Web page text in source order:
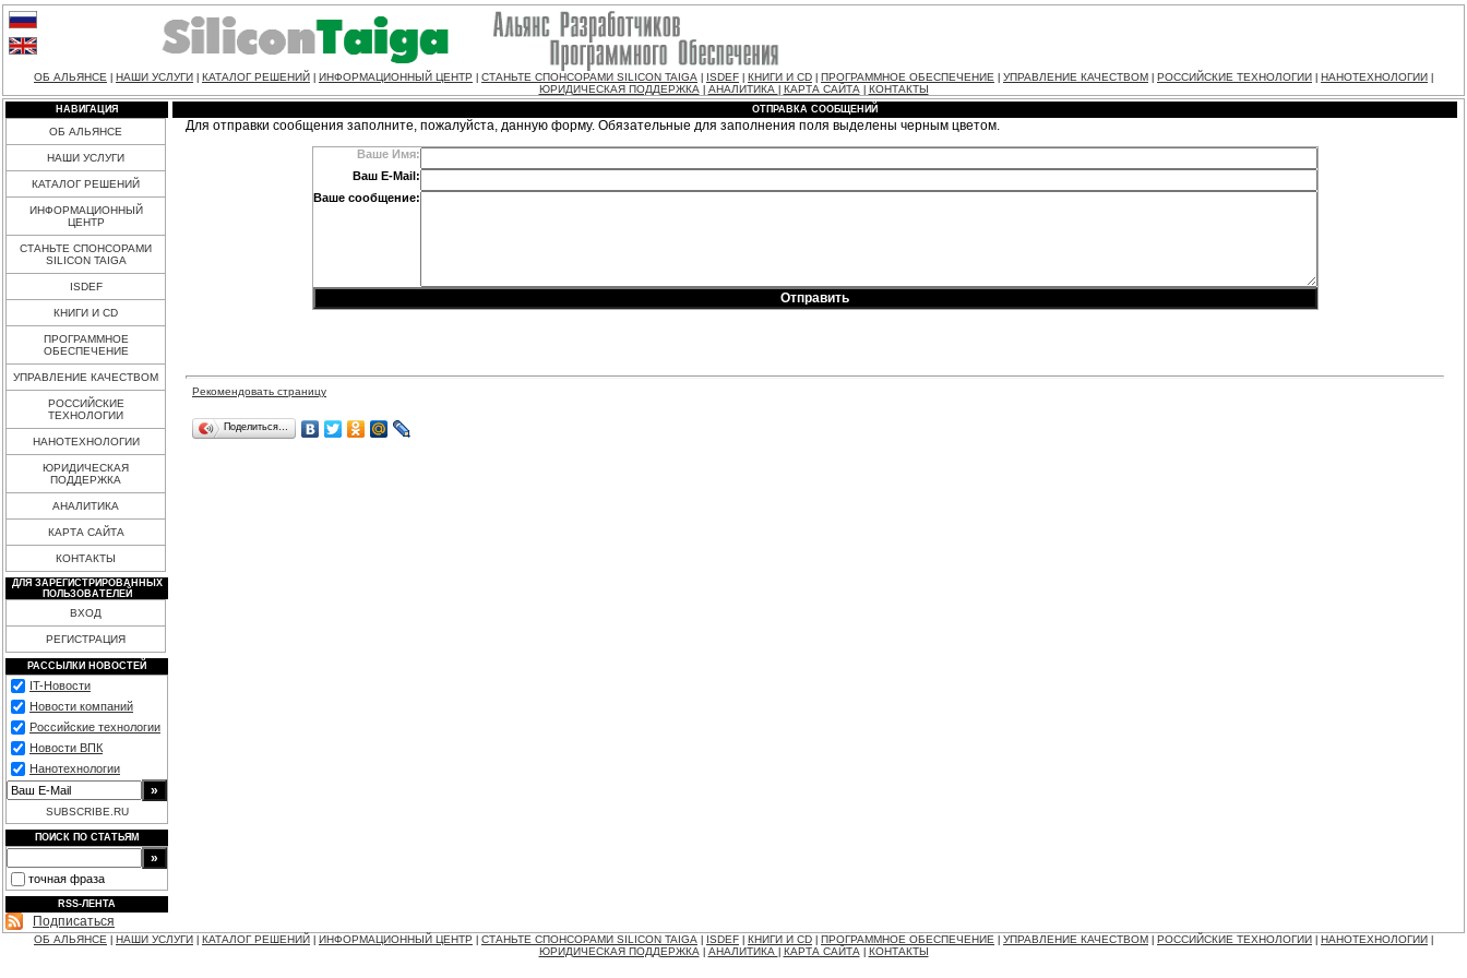
ОБ АЛЬЯНСЕ НАШИ УСЛУГИ КАТАЛОГ РЕШЕНИЙ ИНФОРМАЦИОННЫЙ ЦЕНТР СТАНЬТЕ СПОНСОРАМИ SILICON TAIGA ISDEF КНИГИ И CD ПРОГРАММНОЕ ОБЕСПЕЧЕНИЕ УПРАВЛЕНИЕ КАЧЕСТВОМ РОССИЙСКИЕ ТЕХНОЛОГИИ НАНОТЕХНОЛОГИИ
ЮРИДИЧЕСКАЯ ПОДДЕРЖКА| АНАЛИТИКА КАРТА САЙТА| КОНТАКТЫ
НАВИГАЦИЯ
ОБ АЛЬЯНСЕ
НАШИ УСЛУГИ
КАТАЛОГ РЕШЕНИЙ
ИНФОРМАЦИОННЫЙ
ЦЕНТР
СТАНЬТЕ СПОНСОРАМИ
SILICON TAIGA
ISDEF
КНИГИ И CD
ПРОГРАММНОЕ
ОБЕСПЕЧЕНИЕ
УПРАВЛЕНИЕ КАЧЕСТВОМ
РОССИЙСКИЕ
ТЕХНОЛОГИИ
НАНОТЕХНОЛОГИИ
ЮРИДИЧЕСКАЯ
ПОДДЕРЖКА
АНАЛИТИКА
КАРТА САЙТА
КОНТАКТЫ
ДЛЯ ЗАРЕГИСТРИРОВАННЫХ
ПОЛЬЗОВАТЕЛЕЙ
ВХОД
РЕГИСТРАЦИЯ
РАССЫЛКИ НОВОСТЕЙ
IT-Новости
Новости компаний
Российские технологии
Новости ВПК
Нанотехнологии
SUBSCRIBE.RU
ПОИСК ПО СТАТЬЯМ
точная фраза
RSS-ЛЕНТА
Подписаться
ОТПРАВКА СООБЩЕНИЙ
Для отправки сообщения заполните, пожалуйста, данную форму. Обязательные для заполнения поля выделены черным цветом.
Ваше Имя:
Ваш E-Mail:
Ваше сообщение:
Рекомендовать страницу
Поделиться…
ОБ АЛЬЯНСЕ НАШИ УСЛУГИ КАТАЛОГ РЕШЕНИЙ ИНФОРМАЦИОННЫЙ ЦЕНТР СТАНЬТЕ СПОНСОРАМИ SILICON TAIGA ISDEF КНИГИ И CD ПРОГРАММНОЕ ОБЕСПЕЧЕНИЕ УПРАВЛЕНИЕ КАЧЕСТВОМ РОССИЙСКИЕ ТЕХНОЛОГИИ НАНОТЕХНОЛОГИИ
ЮРИДИЧЕСКАЯ ПОДДЕРЖКА| АНАЛИТИКА КАРТА САЙТА| КОНТАКТЫ